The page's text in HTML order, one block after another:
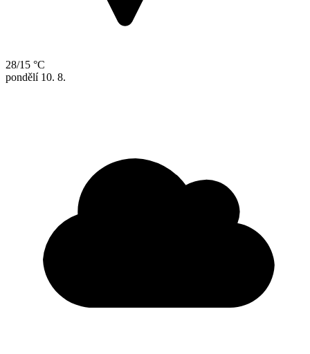
28/15 °C
pondělí 10. 8.